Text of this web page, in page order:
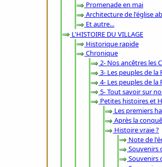
Promenade en mai
Architecture de l'église
Et autre...
L'HISTOIRE DU VILLAGE
Historique rapide
Chronique
2- Nos ancêtres les
3- Les peuples de
4- Les peuples de la
5- Tout savoir sur
Petites histoires et
Les premiers
Après la
Histoire vraie ?
Note de
Souvenirs